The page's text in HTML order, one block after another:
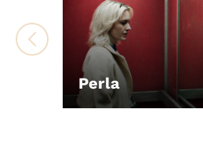
Perla
LEIHEN